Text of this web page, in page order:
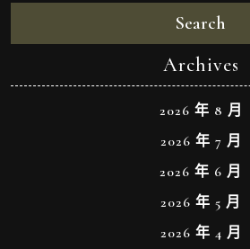
Search
Archives
2026 年 8 月
2026 年 7 月
2026 年 6 月
2026 年 5 月
2026 年 4 月